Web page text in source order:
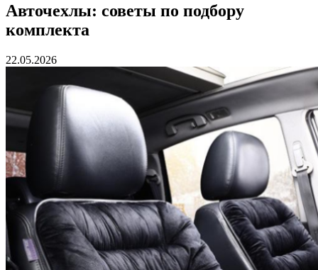
Авточехлы: советы по подбору
комплекта
22.05.2026